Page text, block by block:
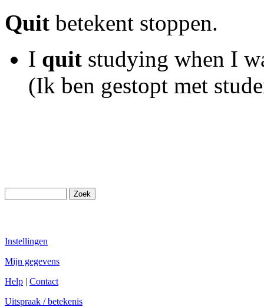
Quit betekent stoppen.
I quit studying when I
(Ik ben gestopt met
Instellingen
Mijn gegevens
Help | Contact
Uitspraak / betekenis